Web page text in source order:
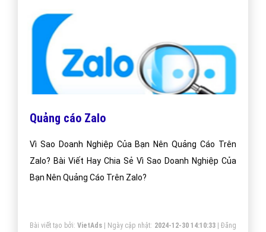
Quảng cáo Zalo
Vì Sao Doanh Nghiệp Của Bạn Nên Quảng Cáo Trên
Zalo? Bài Viết Hay Chia Sẻ Vì Sao Doanh Nghiệp Của
Bạn Nên Quảng Cáo Trên Zalo?
Bài viết tạo bởi: VietAds| Ngày cập nhật: 2024-12-30 14:10:33|Đăng